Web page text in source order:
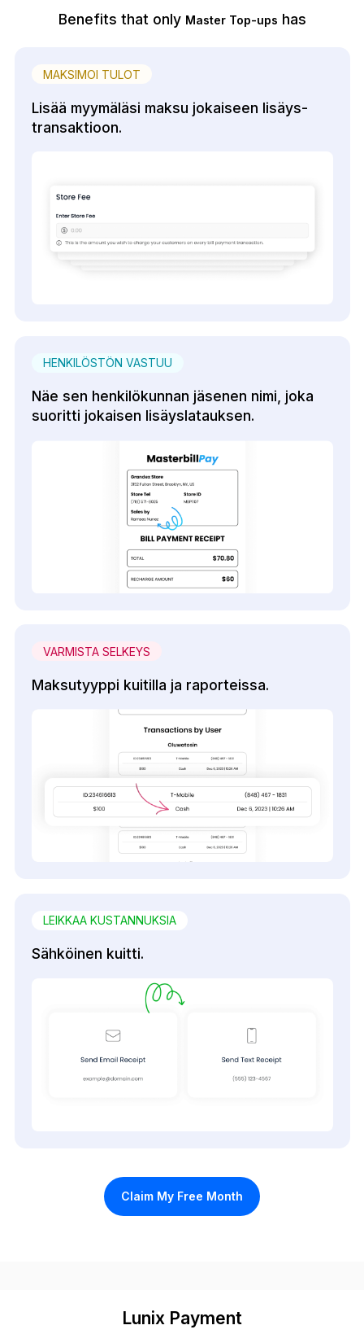
Benefits that only Master Top-ups has
MAKSIMOI TULOT
Lisää myymäläsi maksu jokaiseen lisäys-
transaktioon.
HENKILÖSTÖN VASTUU
Näe sen henkilökunnan jäsenen nimi, joka
suoritti jokaisen lisäyslatauksen.
VARMISTA SELKEYS
Maksutyyppi kuitilla ja raporteissa.
LEIKKAA KUSTANNUKSIA
Sähköinen kuitti.
Claim My Free Month
Lunix Payment